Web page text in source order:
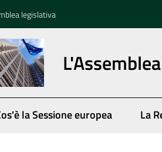
legislativa
la Sessione europea La